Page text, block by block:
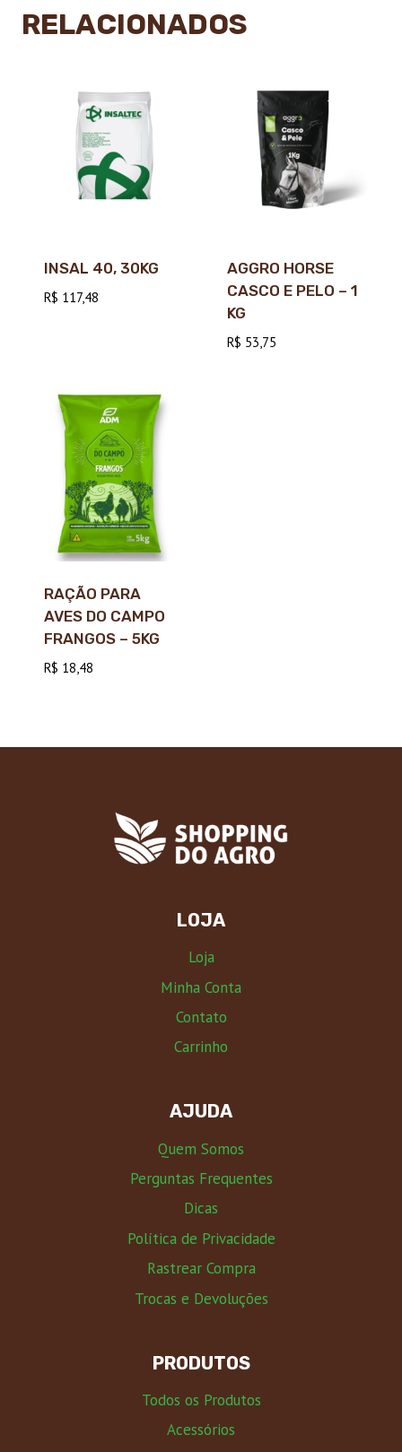
RELACIONADOS
INSAL 40, 30KG
R$ 117,48
AGGRO HORSE
CASCO E PELO – 1
KG
R$ 53,75
RAÇÃO PARA
AVES DO CAMPO
FRANGOS – 5KG
R$ 18,48
LOJA
Loja
Minha Conta
Contato
Carrinho
AJUDA
Quem Somos
Perguntas Frequentes
Dicas
Política de Privacidade
Rastrear Compra
Trocas e Devoluções
PRODUTOS
Todos os Produtos
Acessórios